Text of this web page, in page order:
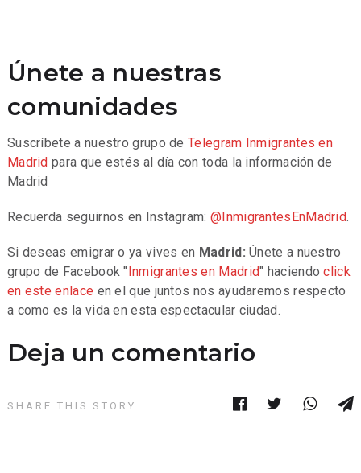
Únete a nuestras
comunidades
Suscríbete a nuestro grupo deTelegram Inmigrantes en
Madrid para que estés al día con toda la información de
Madrid
Recuerda seguirnos en Instagram: @InmigrantesEnMadrid.
Si deseas emigrar o ya vives en Madrid:Únete a nuestro
grupo de Facebook "Inmigrantes en Madrid" haciendoclick
en este enlace en el que juntos nos ayudaremos respecto
a como es la vida en esta espectacular ciudad.
Deja un comentario
SHARE THIS STORY